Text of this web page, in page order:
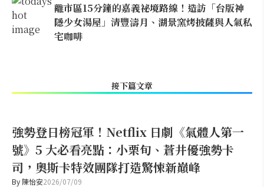
離市區15分鐘的嘉義祕境路線！造訪「台版神
隱少女湯屋」清豐濤月、湖景窯烤披薩與人氣私
宅咖啡
接下篇文章
強勢登日榜冠軍！Netflix 日劇《氣體人第一
號》5 大必看亮點：小栗旬、蒼井優強勢卡
司，奧斯卡特效團隊打造驚悚新巔峰
By 陳怡安2026/07/09